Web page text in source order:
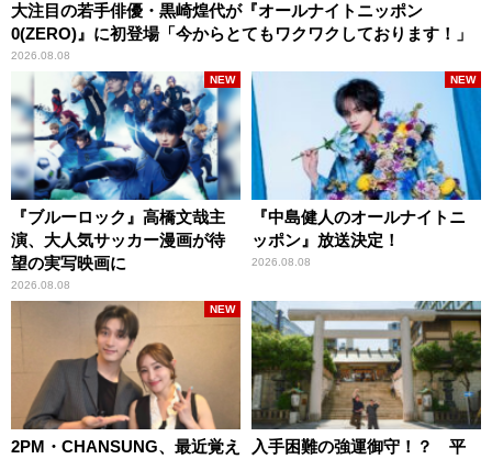
大注目の若手俳優・黒崎煌代が『オールナイトニッポン
0(ZERO)』に初登場「今からとてもワクワクしております！」
2026.08.08
『ブルーロック』高橋文哉主
演、大人気サッカー漫画が待
望の実写映画に
2026.08.08
NEW
『中島健人のオールナイトニ
ッポン』放送決定！
2026.08.08
NEW
2PM・CHANSUNG、最近覚え
NEW
入手困難の強運御守！？ 平